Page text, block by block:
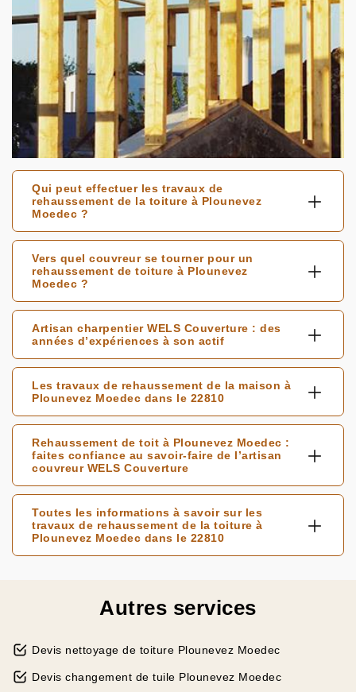
Qui peut effectuer les travaux de
rehaussement de la toiture à Plounevez
Moedec ?
Vers quel couvreur se tourner pour un
rehaussement de toiture à Plounevez
Moedec ?
Artisan charpentier WELS Couverture : des
années d’expériences à son actif
Les travaux de rehaussement de la maison à
Plounevez Moedec dans le 22810
Rehaussement de toit à Plounevez Moedec :
faites confiance au savoir-faire de l’artisan
couvreur WELS Couverture
Toutes les informations à savoir sur les
travaux de rehaussement de la toiture à
Plounevez Moedec dans le 22810
Autres services
Devis nettoyage de toiture Plounevez Moedec
Devis changement de tuile Plounevez Moedec